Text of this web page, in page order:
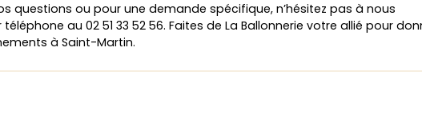
questions ou pour une demande spécifique, n’hésitez pas à nous
au 02 51 33 52 56. Faites de La Ballonnerie votre allié pour
à Saint-Martin.